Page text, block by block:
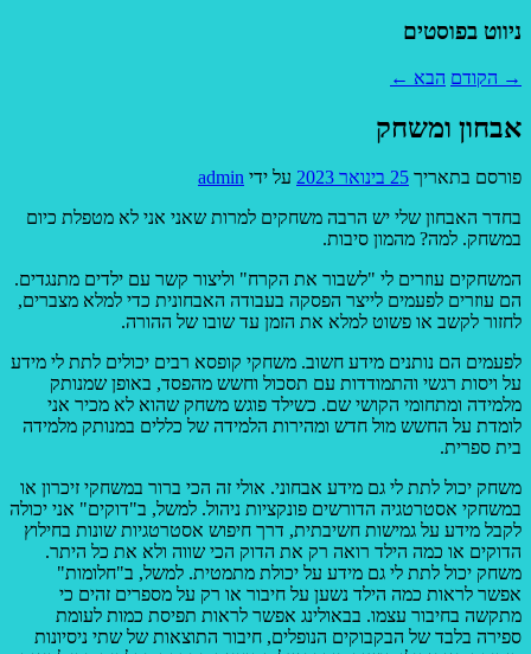
ניווט בפוסטים
→ הקודם הבא ←
אבחון ומשחק
פורסם בתאריך 25 בינואר 2023 על ידי admin
בחדר האבחון שלי יש הרבה משחקים למרות שאני אני לא מטפלת כיום
במשחק. למה? מהמון סיבות.
המשחקים עוזרים לי "לשבור את הקרח" וליצור קשר עם ילדים מתנגדים.
הם עוזרים לפעמים לייצר הפסקה בעבודה האבחונית כדי למלא מצברים,
לחזור לקשב או פשוט למלא את הזמן עד שובו של ההורה.
לפעמים הם נותנים מידע חשוב. משחקי קופסא רבים יכולים לתת לי מידע
על ויסות רגשי והתמודדות עם תסכול וחשש מהפסד, באופן שמנותק
מלמידה ומתחומי הקושי שם. כשילד פוגש משחק שהוא לא מכיר אני
לומדת על החשש מול חדש ומהירות הלמידה של כללים במנותק מלמידה
בית ספרית.
משחק יכול לתת לי גם מידע אבחוני. אולי זה הכי ברור במשחקי זיכרון או
במשחקי אסטרטגיה הדורשים פונקציות ניהול. למשל, ב"דוקים" אני יכולה
לקבל מידע על גמישות חשיבתית, דרך חיפוש אסטרטגיות שונות בחילוץ
הדוקים או כמה הילד רואה רק את הדוק הכי שווה ולא את כל היתר.
משחק יכול לתת לי גם מידע על יכולת מתמטית. למשל, ב"חלומות"
אפשר לראות כמה הילד נשען על חיבור או רק על מספרים זהים כי
מתקשה בחיבור עצמו. בבאולינג אפשר לראות תפיסת כמות לעומת
ספירה בלבד של הבקבוקים הנופלים, חיבור התוצאות של שתי ניסיונות